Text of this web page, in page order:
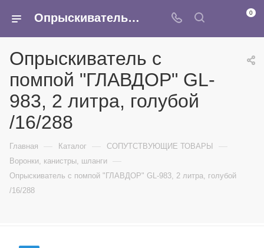
Опрыскиватель с помпой "ГЛАВДОР" GL-983, 2 литра, голубой /16/288 - купить в интернет-магазине Армина 0
Опрыскиватель с
помпой "ГЛАВДОР" GL-
983, 2 литра, голубой
/16/288
Главная — Каталог — СОПУТСТВУЮЩИЕ ТОВАРЫ —
Воронки, канистры, шланги —
Опрыскиватель с помпой "ГЛАВДОР" GL-983, 2 литра, голубой
/16/288